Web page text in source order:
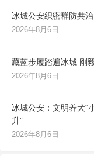
冰城公安织密群防共
2026年8月6日
藏蓝步履踏遍冰城 刚
2026年8月6日
冰城公安：文明养犬“
升”
2026年8月6日